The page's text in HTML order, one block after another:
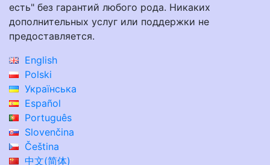
есть" без гарантий любого рода. Никаких
дополнительных услуг или поддержки не
предоставляется.
English
Polski
Українська
Español
Português
Slovenčina
Čeština
中文(简体)